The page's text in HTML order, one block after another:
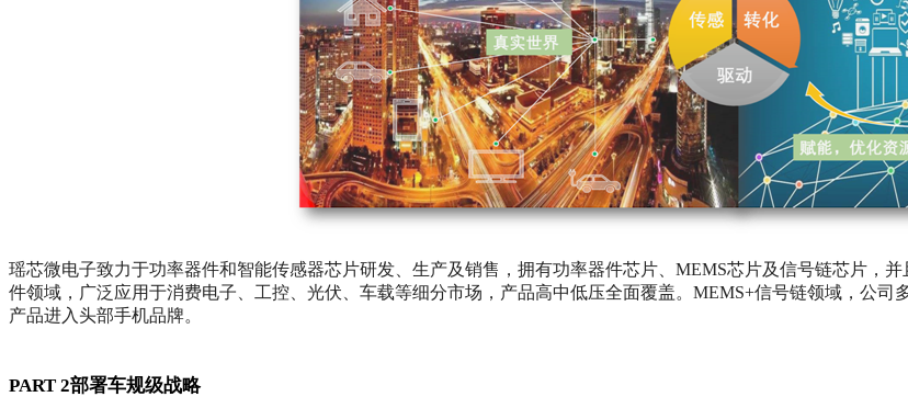
瑶芯微电子致力于功率器件和智能传感器芯片研发、生产及销售，拥有功率器件芯片、MEMS芯片及信号链芯片，
件领域，广泛应用于消费电子、工控、光伏、车载等细分市场，产品高中低压全面覆盖。MEMS+信号链领域，公司
产品进入头部手机品牌。
PART 2部署车规级战略